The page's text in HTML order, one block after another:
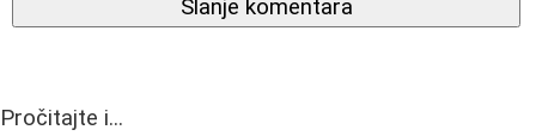
Slanje komentara
Pročitajte i...